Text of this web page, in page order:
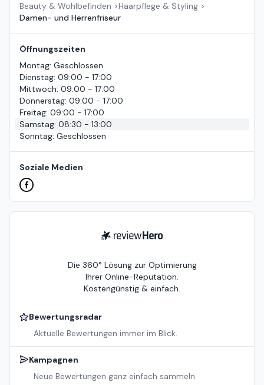
Beauty & Wohlbefinden >Haarpflege & Styling >
Damen- und Herrenfriseur
Öffnungszeiten
Montag: Geschlossen
Dienstag: 09:00 - 17:00
Mittwoch: 09:00 - 17:00
Donnerstag: 09:00 - 17:00
Freitag: 09:00 - 17:00
Samstag: 08:30 - 13:00
Sonntag: Geschlossen
Soziale Medien
ReviewHero
Die 360° Lösung zur Optimierung
Ihrer Online-Reputation.
Kostengünstig & einfach.
Bewertungsradar
Aktuelle Bewertungen immer im Blick.
Kampagnen
Neue Bewertungen ganz einfach sammeln.